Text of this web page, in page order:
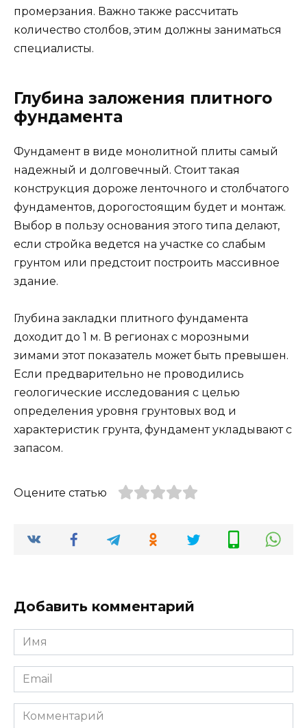
промерзания. Важно также рассчитать
количество столбов, этим должны заниматься
специалисты.
Глубина заложения плитного
фундамента
Фундамент в виде монолитной плиты самый
надежный и долговечный. Стоит такая
конструкция дороже ленточного и столбчатого
фундаментов, дорогостоящим будет и монтаж.
Выбор в пользу основания этого типа делают,
если стройка ведется на участке со слабым
грунтом или предстоит построить массивное
здание.
Глубина закладки плитного фундамента
доходит до 1 м. В регионах с морозными
зимами этот показатель может быть превышен.
Если предварительно не проводились
геологические исследования с целью
определения уровня грунтовых вод и
характеристик грунта, фундамент укладывают с
запасом.
Оцените статью
Добавить комментарий
Имя
*
Email
*
Комментарий